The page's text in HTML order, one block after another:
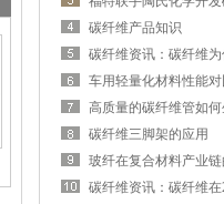
洽谈！…
碳纤维产品知识
车用轻量化材料性能
高质量的碳纤维管如
碳纤维三脚架的应用
玻纤在复合材料产业